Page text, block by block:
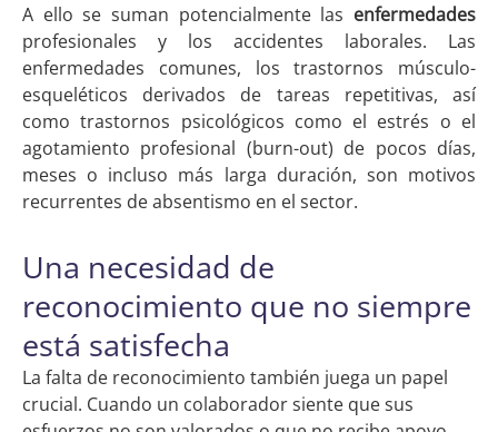
A ello se suman potencialmente las enfermedades
profesionales y los accidentes laborales. Las
enfermedades comunes, los trastornos músculo-
esqueléticos derivados de tareas repetitivas, así
como trastornos psicológicos como el estrés o el
agotamiento profesional (burn-out) de pocos días,
meses o incluso más larga duración, son motivos
recurrentes de absentismo en el sector.
Una necesidad de
reconocimiento que no siempre
está satisfecha
La falta de reconocimiento también juega un papel
crucial. Cuando un colaborador siente que sus